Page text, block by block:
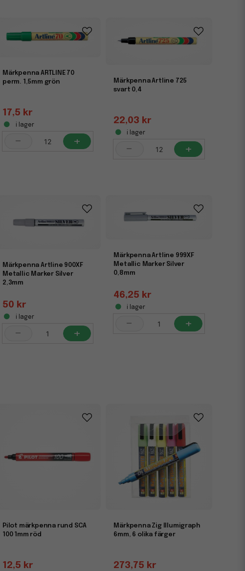
Märkpenna ARTLINE 70
perm. 1,5mm grön
17,5 kr
i lager
- +
Märkpenna Artline 725
svart 0,4
22,03 kr
i lager
- +
Märkpenna Artline 900XF
Metallic Marker Silver
2,3mm
50 kr
i lager
- +
Märkpenna Artline 999XF
Metallic Marker Silver
0,8mm
46,25 kr
i lager
- +
Pilot märkpenna rund SCA
100 1mm röd
12,5 kr
Märkpenna Zig Illumigraph
6mm, 6 olika färger
273,75 kr